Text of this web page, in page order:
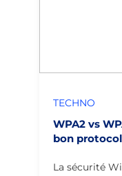
TECHNO
WPA2 vs
bon
La sécurité